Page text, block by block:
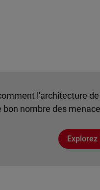
l'architecture
bon nombre des